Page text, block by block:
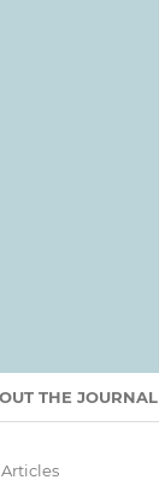
THE JOURNAL
Articles